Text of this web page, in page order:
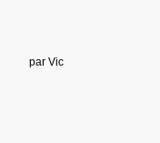
par Vic